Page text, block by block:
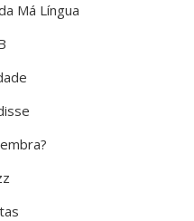
Má Língua